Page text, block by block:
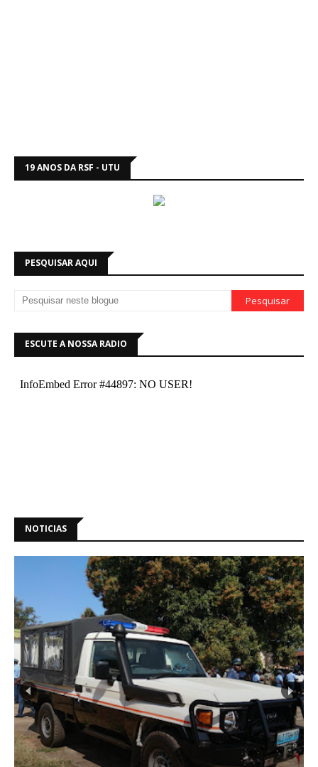
19 ANOS DA RSF - UTU
PESQUISAR AQUI
ESCUTE A NOSSA RADIO
NOTICIAS